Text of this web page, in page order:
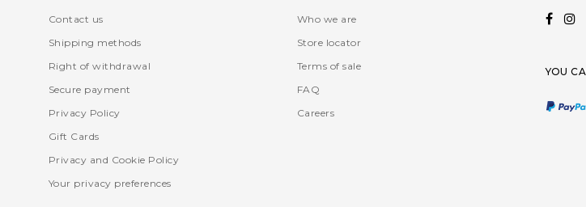
Contact us
Shipping methods
Right of withdrawal
Secure payment
Privacy Policy
Gift Cards
Privacy and Cookie Policy
Your privacy preferences
Who we are
Store locator
Terms of sale
FAQ
Careers
YOU